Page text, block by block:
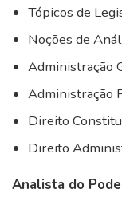
Tópicos de
Noções de
Administração
Administração
Direito
Direito
Analista do